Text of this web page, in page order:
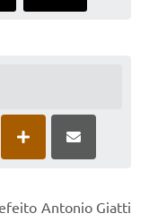
Antonio Giatti